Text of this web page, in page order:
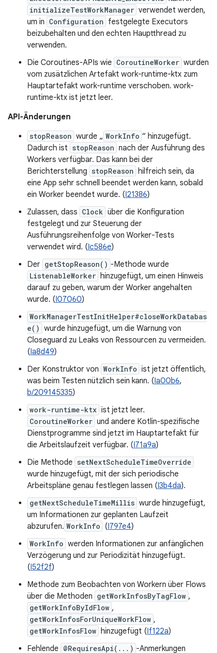
initializeTestWorkManager verwendet werden,
um in Configuration festgelegte Executors
beizubehalten und den echten Hauptthread zu
verwenden.
Die Coroutines-APIs wie CoroutineWorker wurden
vom zusätzlichen Artefakt work-runtime-ktx zum
Hauptartefakt work-runtime verschoben. work-
runtime-ktx ist jetzt leer.
API-Änderungen
stopReason wurde „ WorkInfo “ hinzugefügt.
Dadurch ist stopReason nach der Ausführung des
Workers verfügbar. Das kann bei der
Berichterstellung stopReason hilfreich sein, da
eine App sehr schnell beendet werden kann, sobald
ein Worker beendet wurde. (I21386)
Zulassen, dass Clock über die Konfiguration
festgelegt und zur Steuerung der
Ausführungsreihenfolge von Worker-Tests
verwendet wird. (Ic586e)
Der getStopReason() -Methode wurde
ListenableWorker hinzugefügt, um einen Hinweis
darauf zu geben, warum der Worker angehalten
wurde. (I07060)
WorkManagerTestInitHelper#closeWorkDatabas
e() wurde hinzugefügt, um die Warnung von
Closeguard zu Leaks von Ressourcen zu vermeiden.
(Ia8d49)
Der Konstruktor von WorkInfo ist jetzt öffentlich,
was beim Testen nützlich sein kann. (Ia00b6,
b/209145335)
work-runtime-ktx ist jetzt leer.
CoroutineWorker und andere Kotlin-spezifische
Dienstprogramme sind jetzt im Hauptartefakt für
die Arbeitslaufzeit verfügbar. (I71a9a)
Die Methode setNextScheduleTimeOverride
wurde hinzugefügt, mit der sich periodische
Arbeitspläne genau festlegen lassen (I3b4da).
getNextScheduleTimeMillis wurde hinzugefügt,
um Informationen zur geplanten Laufzeit
abzurufen. WorkInfo (I797e4)
WorkInfo werden Informationen zur anfänglichen
Verzögerung und zur Periodizität hinzugefügt.
(I52f2f)
Methode zum Beobachten von Workern über Flows
über die Methoden getWorkInfosByTagFlow ,
getWorkInfoByIdFlow ,
getWorkInfosForUniqueWorkFlow ,
getWorkInfosFlow hinzugefügt (If122a)
Fehlende @RequiresApi(...) -Anmerkungen